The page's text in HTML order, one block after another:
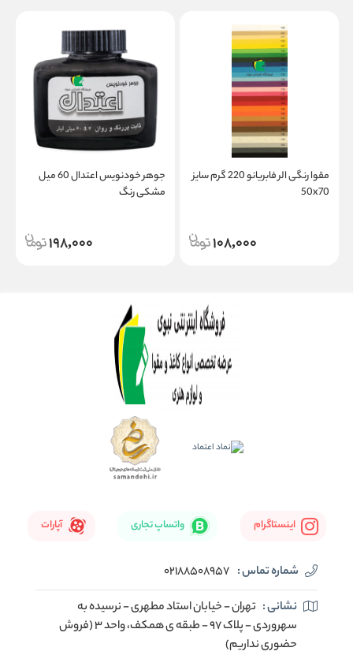
مقوا رنگی الر فابریانو 220 گرم سایز
50x70
108,000
جوهر خودنویس اعتدال 60 میل
مشکی رنگ
198,000
اینستاگرام واتساپ تجاری آپارات
شماره تماس : 02188508957
نشانی : تهران - خیابان استاد مطهری - نرسیده به
سهروردی - پلاک 97 - طبقه ی همکف، واحد 3 (فروش
حضوری نداریم)